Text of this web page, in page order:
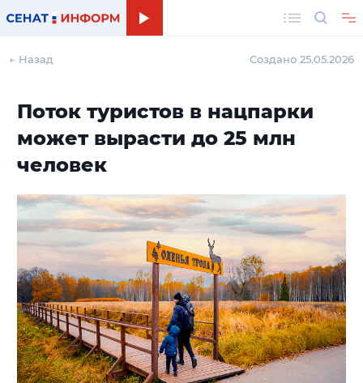
← Назад Создано 25.05.2026
Поток туристов в нацпарки
может вырасти до 25 млн
человек